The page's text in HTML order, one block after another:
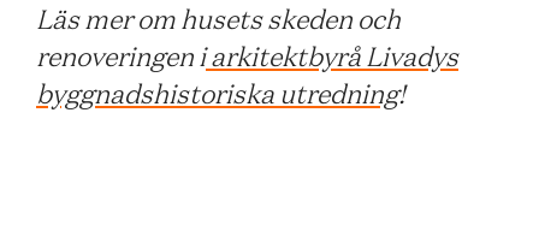
Läs mer om husets skeden och
renoveringen iarkitektbyrå Livadys
byggnadshistoriska utredning!